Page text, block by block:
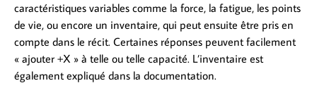
caractéristiques variables comme la force, la fatigue, les points
de vie, ou encore un inventaire, qui peut ensuite être pris en
compte dans le récit. Certaines réponses peuvent facilement
« ajouter +X » à telle ou telle capacité. L’inventaire est
également expliqué dans la documentation.